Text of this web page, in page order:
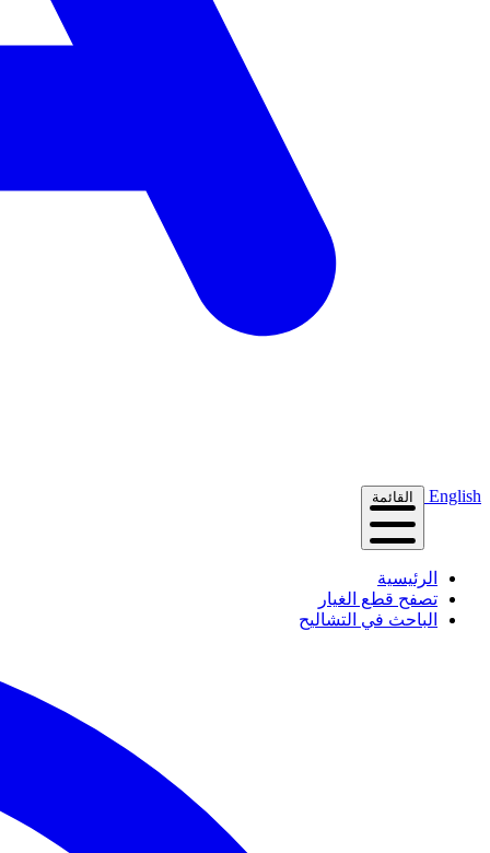
English القائمة
الرئيسية
تصفح قطع الغيار
الباحث في التشاليح